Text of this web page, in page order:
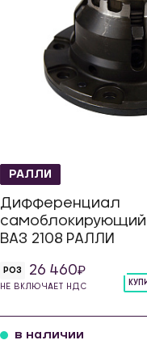
РАЛЛИ
Дифференциал
ВАЗ 2108 РАЛЛИ
РОЗ 26 460
НЕ ВКЛЮЧАЕТ НДС
в наличии